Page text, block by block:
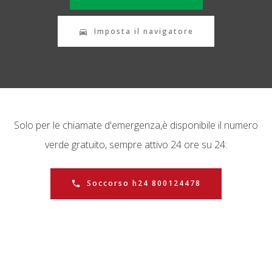
Imposta il navigatore
Solo per le chiamate d'emergenza,è disponibile il numero
verde gratuito, sempre attivo 24 ore su 24:
Soccorso h24 800124478